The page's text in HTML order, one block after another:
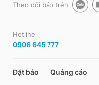
Theo dõi báo trên
Hotline
0906 645 777
Đặt báo Quảng cáo